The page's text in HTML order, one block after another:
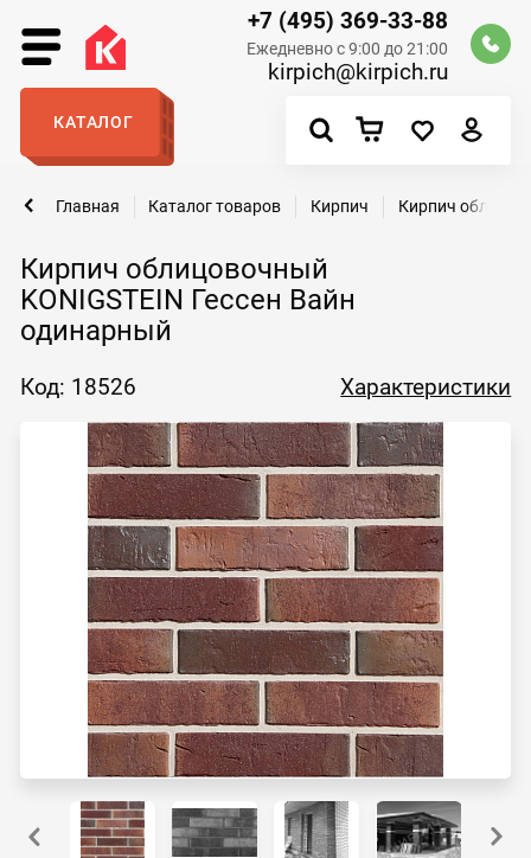
+7 (495) 369-33-88
Ежедневно с 9:00 до 21:00
kirpich@kirpich.ru
КАТАЛОГ
Кирпич облицовочный
KONIGSTEIN Гессен Вайн
одинарный
Главная Каталог товаров Кирпич Кирпич
Код: 18526 Характеристики